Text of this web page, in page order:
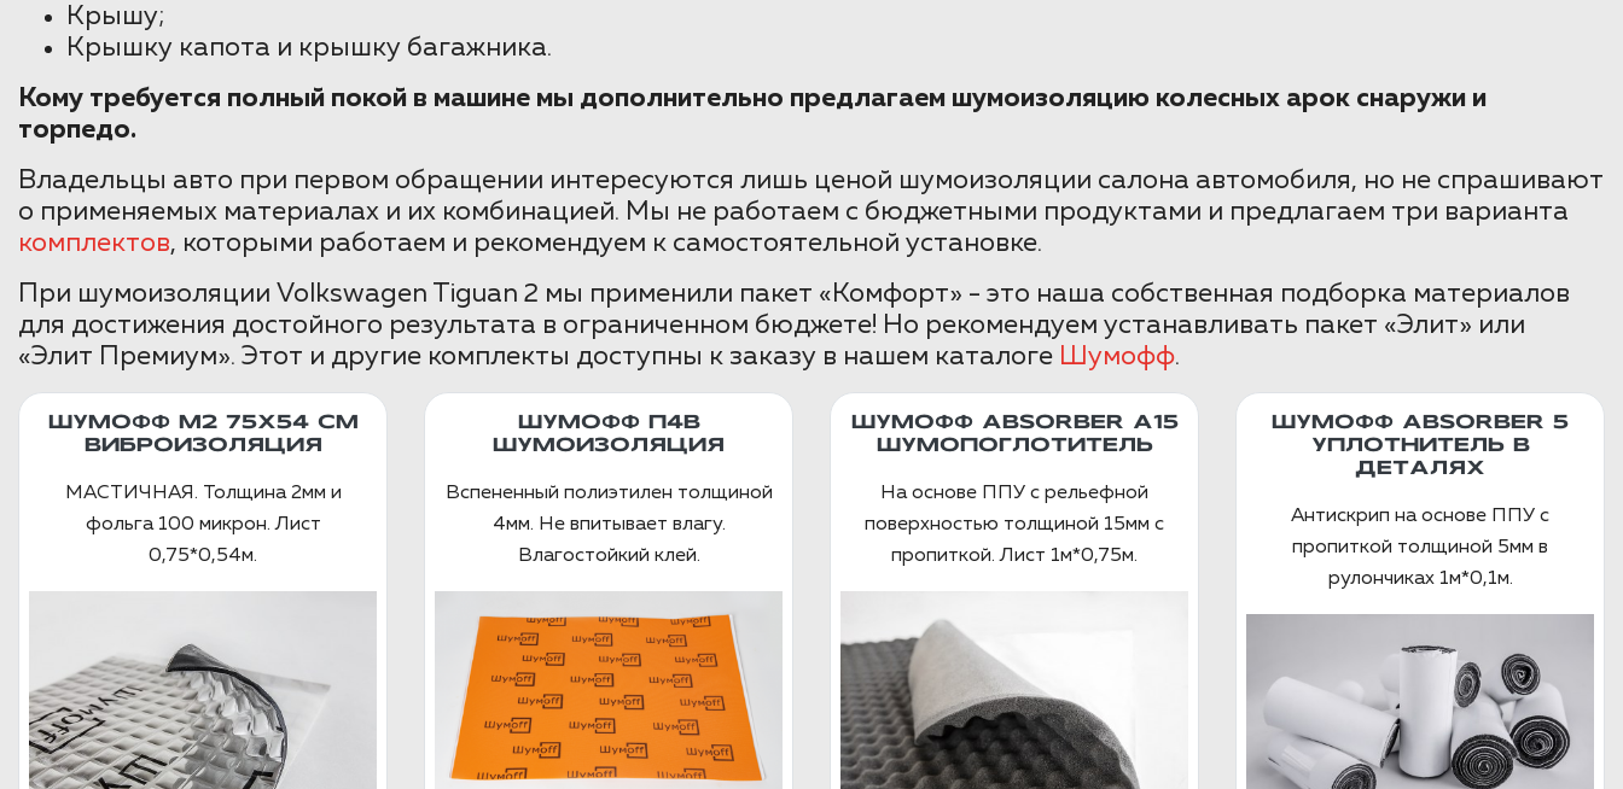
Крышу;
Крышку капота и крышку багажника.
Кому требуется полный покой в машине мы дополнительно предлагаем шумоизоляцию колесных арок снаружи и
торпедо.
Владельцы авто при первом обращении интересуются лишь ценой шумоизоляции салона автомобиля, но не спрашивают
о применяемых материалах и их комбинацией. Мы не работаем с бюджетными продуктами и предлагаем три варианта
комплектов, которыми работаем и рекомендуем к самостоятельной установке.
При шумоизоляции Volkswagen Tiguan 2 мы применили пакет «Комфорт» - это наша собственная подборка материалов
для достижения достойного результата в ограниченном бюджете! Но рекомендуем устанавливать пакет «Элит» или
«Элит Премиум». Этот и другие комплекты доступны к заказу в нашем каталоге Шумофф.
ШУМОФФ М2 75X54 СМ
ВИБРОИЗОЛЯЦИЯ
МАСТИЧНАЯ. Толщина 2мм и
фольга 100 микрон. Лист
0,75*0,54м.
ШУМОФФ П4В
ШУМОИЗОЛЯЦИЯ
Вспененный полиэтилен толщиной
4мм. Не впитывает влагу.
Влагостойкий клей.
ШУМОФФ ABSORBER А15
ШУМОПОГЛОТИТЕЛЬ
На основе ППУ с рельефной
поверхностью толщиной 15мм с
пропиткой. Лист 1м*0,75м.
ШУМОФФ ABSORBER 5
УПЛОТНИТЕЛЬ В
ДЕТАЛЯХ
Антискрип на основе ППУ с
пропиткой толщиной 5мм в
рулончиках 1м*0,1м.